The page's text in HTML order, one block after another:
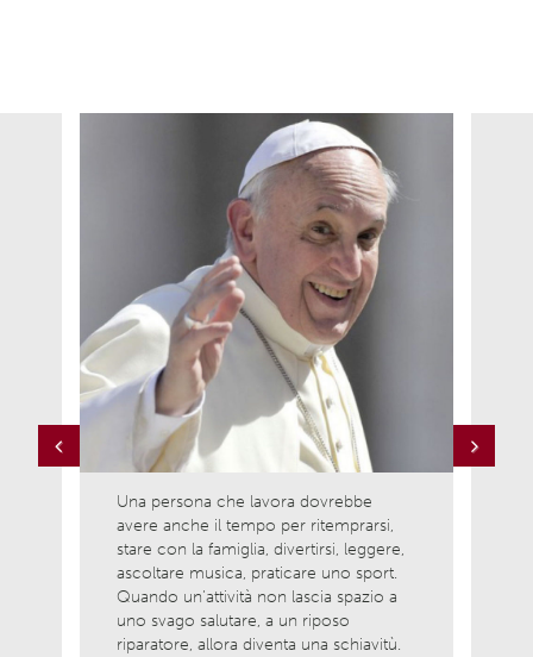
Una persona che lavora dovrebbe
avere anche il tempo per ritemprarsi,
stare con la famiglia, divertirsi, leggere,
ascoltare musica, praticare uno sport.
Quando un’attività non lascia spazio a
uno svago salutare, a un riposo
riparatore, allora diventa una schiavitù.
Previous